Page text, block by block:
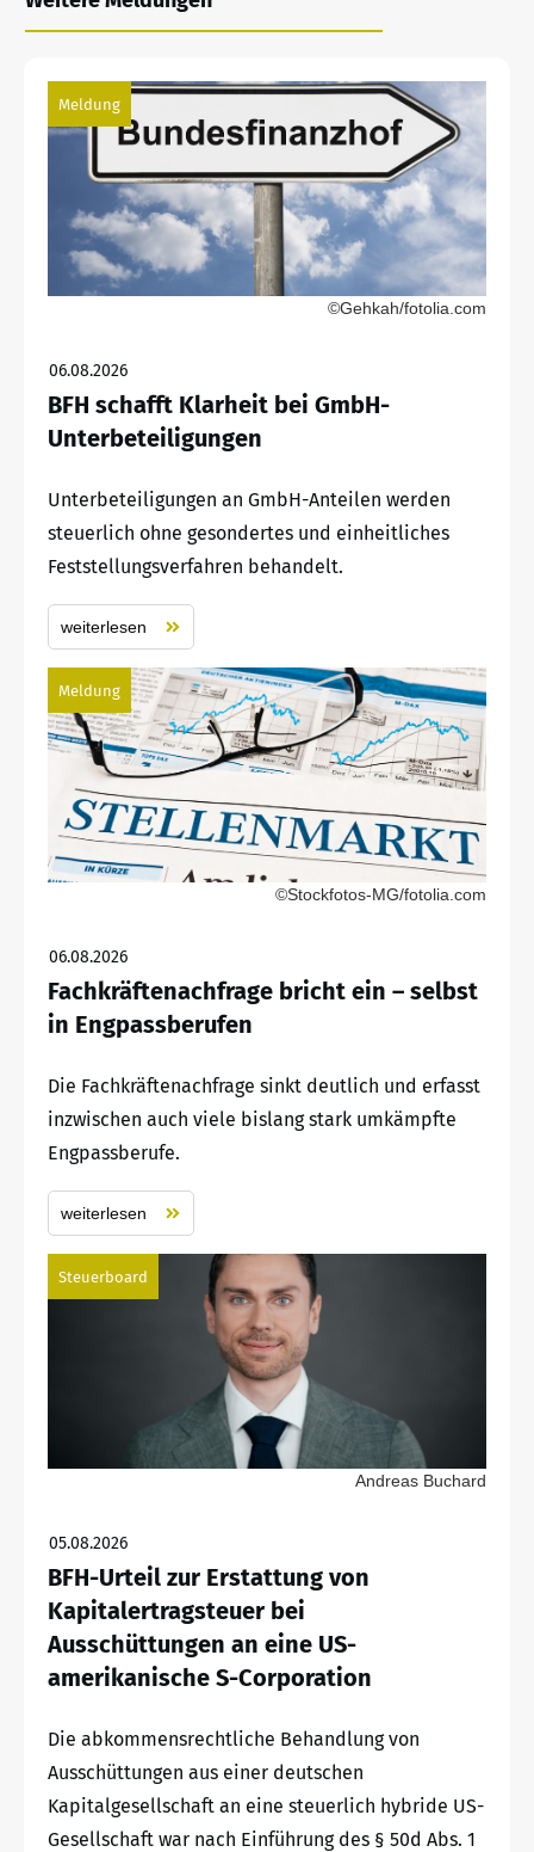
Meldung
©Gehkah/fotolia.com
06.08.2026
BFH schafft Klarheit bei GmbH-
Unterbeteiligungen
Unterbeteiligungen an GmbH-Anteilen werden
steuerlich ohne gesondertes und einheitliches
Feststellungsverfahren behandelt.
weiterlesen
Meldung
©Stockfotos-MG/fotolia.com
06.08.2026
Fachkräftenachfrage bricht ein – selbst
in Engpassberufen
Die Fachkräftenachfrage sinkt deutlich und erfasst
inzwischen auch viele bislang stark umkämpfte
Engpassberufe.
weiterlesen
Steuerboard
Andreas Buchard
05.08.2026
BFH-Urteil zur Erstattung von
Kapitalertragsteuer bei
Ausschüttungen an eine US-
amerikanische S-Corporation
Die abkommensrechtliche Behandlung von
Ausschüttungen aus einer deutschen
Kapitalgesellschaft an eine steuerlich hybride US-
Gesellschaft war nach Einführung des § 50d Abs. 1